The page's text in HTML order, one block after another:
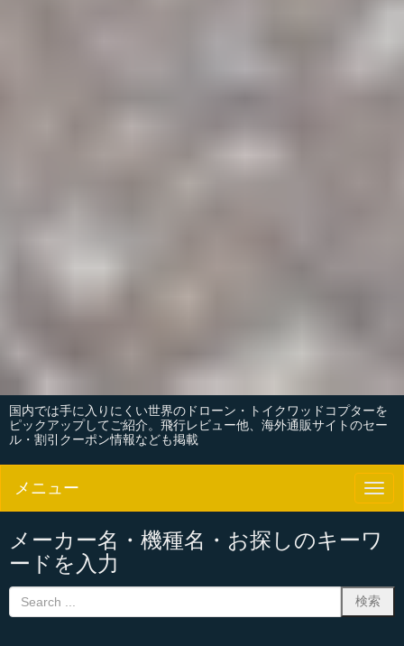
国内では手に入りにくい世界のドローン・トイクワッドコプターを
ピックアップしてご紹介。飛行レビュー他、海外通販サイトのセー
ル・割引クーポン情報なども掲載
N
a
v
i
g
i
o
n
メニュー
メーカー名・機種名・お探しのキーワ
ードを入力